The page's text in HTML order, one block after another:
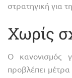
στρατηγική για
Χωρίς
Ο κανονισμός
προβλέπει